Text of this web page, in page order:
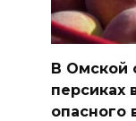
В Омской
персиках
опасного